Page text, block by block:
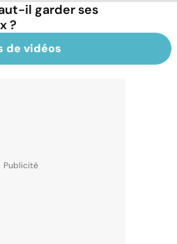
il garder ses
?
de vidéos